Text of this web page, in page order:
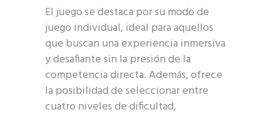
El juego se destaca por su modo de
juego individual, ideal para aquellos
que buscan una experiencia inmersiva
y desafiante sin la presión de la
competencia directa. Además, ofrece
la posibilidad de seleccionar entre
cuatro niveles de dificultad,